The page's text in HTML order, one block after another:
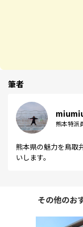
筆者
熊本特派
熊本県の魅力を鳥取
いします。
その他のお